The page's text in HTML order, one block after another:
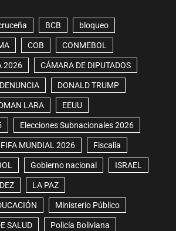
BCB bloqueo
COB CONMEBOL
2026 CÁMARA DE DIPUTADOS
DENUNCIA DONALD TRUMP
LARA EEUU
Elecciones Subnacionales 2026
FIFA MUNDIAL 2026 Fiscalía
Gobierno nacional ISRAEL
LA PAZ
Ministerio Público
SALUD Policía Boliviana